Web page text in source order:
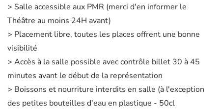
> Salle accessible aux PMR (merci d'en informer le
Théâtre au moins 24H avant)
> Placement libre, toutes les places offrent une bonne
visibilité
> Accès à la salle possible avec contrôle billet 30 à 45
minutes avant le début de la représentation
> Boissons et nourriture interdits en salle (à l'exception
des petites bouteilles d'eau en plastique - 50cl